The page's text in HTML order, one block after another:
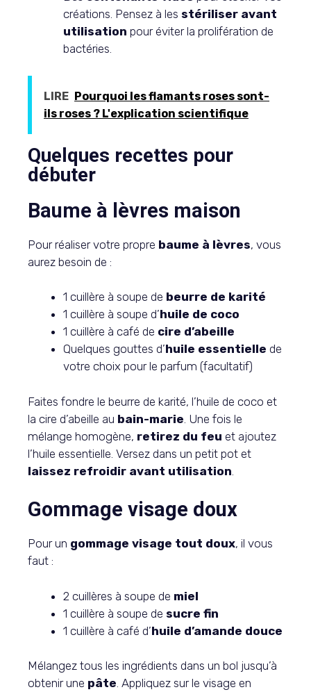
créations. Pensez à les stériliser avant
utilisation pour éviter la prolifération de
bactéries.
LIRE Pourquoi les flamants roses sont-
ils roses ? L'explication scientifique
Quelques recettes pour
débuter
Baume à lèvres maison
Pour réaliser votre propre baume à lèvres, vous
aurez besoin de :
1 cuillère à soupe de beurre de karité
1 cuillère à soupe d’huile de coco
1 cuillère à café de cire d’abeille
Quelques gouttes d’huile essentielle de
votre choix pour le parfum (facultatif)
Faites fondre le beurre de karité, l’huile de coco et
la cire d’abeille au bain-marie . Une fois le
mélange homogène, retirez du feu et ajoutez
l’huile essentielle. Versez dans un petit pot et
laissez refroidir avant utilisation
Gommage visage doux
Pour un gommage visage tout doux, il vous
faut :
2 cuillères à soupe de miel
1 cuillère à soupe de sucre fin
1 cuillère à café d’huile d’amande douce
Mélangez tous les ingrédients dans un bol jusqu’à
obtenir une pâte. Appliquez sur le visage en